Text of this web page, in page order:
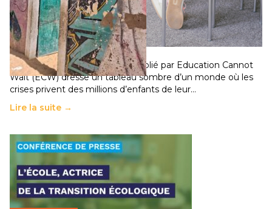
258 millions d’enfants victimes de la guerre, des
chocs climatiques et des déplacements de
population
11 juillet 2026- National
Un nouveau rapport mondial publié par Education Cannot
Wait (ECW) dresse un tableau sombre d’un monde où les
crises privent des millions d’enfants de leur…
Lire la suite →